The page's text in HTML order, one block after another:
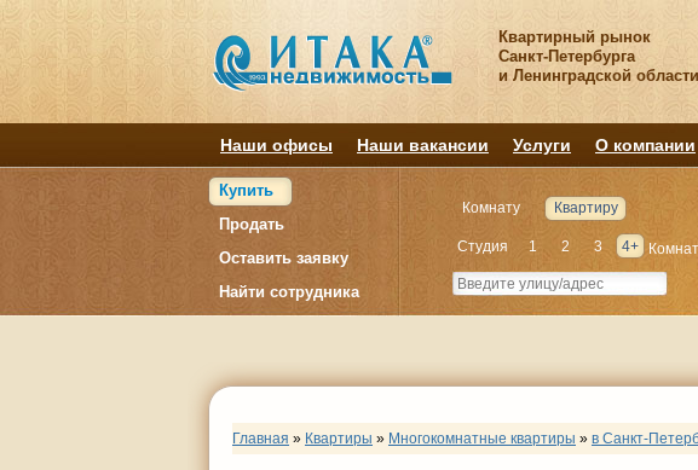
Квартирный рынок
Санкт-Петербурга
и Ленинградской области
Наши офисы Наши вакансии Услуги О компании
Купить
Продать
Оставить заявку
Найти сотрудника
Комнату Квартиру
Студия 1 2 3 4+ Комнат
Главная » Квартиры » Многокомнатные квартиры » в Санкт-